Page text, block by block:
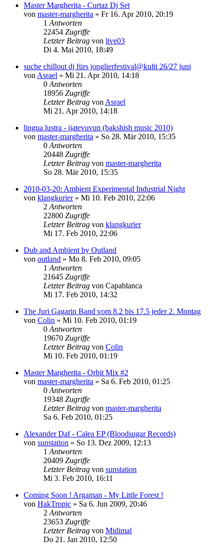
Master Margherita - Curtaz Dj Set
von master-margherita » Fr 16. Apr 2010, 20:19
1 Antworten
22454 Zugriffe
Letzter Beitrag von live03
Di 4. Mai 2010, 18:49
suche chillout dj fürs jonglierfestival@kulti 26/27 juni
von Asrael » Mi 21. Apr 2010, 14:18
0 Antworten
18956 Zugriffe
Letzter Beitrag von Asrael
Mi 21. Apr 2010, 14:18
lingua lustra - ijatevuvun (bakshish music 2010)
von master-margherita » So 28. Mär 2010, 15:35
0 Antworten
20448 Zugriffe
Letzter Beitrag von master-margherita
So 28. Mär 2010, 15:35
2010-03-20: Ambient Experimental Industrial Night
von klangkurier» Mi 10. Feb 2010, 22:06
2 Antworten
22800 Zugriffe
Letzter Beitrag von klangkurier
Mi 17. Feb 2010, 22:06
Dub and Ambient by Outland
von outland » Mo 8. Feb 2010, 09:05
1 Antworten
21645 Zugriffe
Letzter Beitrag von Capablanca
Mi 17. Feb 2010, 14:32
The Juri Gagarin Band vom 8.2 bis 17.5 jeder 2. Montag
von Colin » Mi 10. Feb 2010, 01:19
0 Antworten
19670 Zugriffe
Letzter Beitrag von Colin
Mi 10. Feb 2010, 01:19
Master Margherita - Orbit Mix #2
von master-margherita » Sa 6. Feb 2010, 01:25
0 Antworten
19348 Zugriffe
Letzter Beitrag von master-margherita
Sa 6. Feb 2010, 01:25
Alexander Daf - Calea EP (Bloodsugar Records)
von sunstation » So 13. Dez 2009, 12:13
1 Antworten
20409 Zugriffe
Letzter Beitrag von sunstation
Mi 3. Feb 2010, 16:11
Coming Soon ! Argaman - My Little Forest !
von HakTropic » Sa 6. Jun 2009, 20:46
2 Antworten
23653 Zugriffe
Letzter Beitrag von Midimal
Do 21. Jan 2010, 12:50